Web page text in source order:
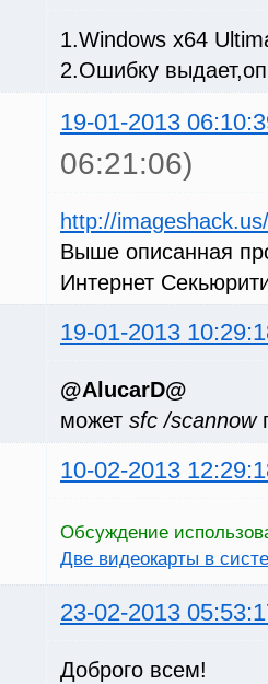
. Длительность: 18604 мсек
0:13:11.336; Error:
Import: couldn't open
. Длительность: 8443 мсек
0:13:19.779; это изменение
0:13:21.652; это изменение
0:13:22.588; это изменение
0:13:23.524; экспресс сброс
0:13:23.524; частота
1.Windows x64
2.Ошибку
19-01-2013
06:21:06)
http://
Выше описанная
Интернет
19-01-2013
@AlucarD@
может sfc /scannow
10-02-2013
Обсуждение
Две видеокарты в
23-02-2013
Доброго всем!